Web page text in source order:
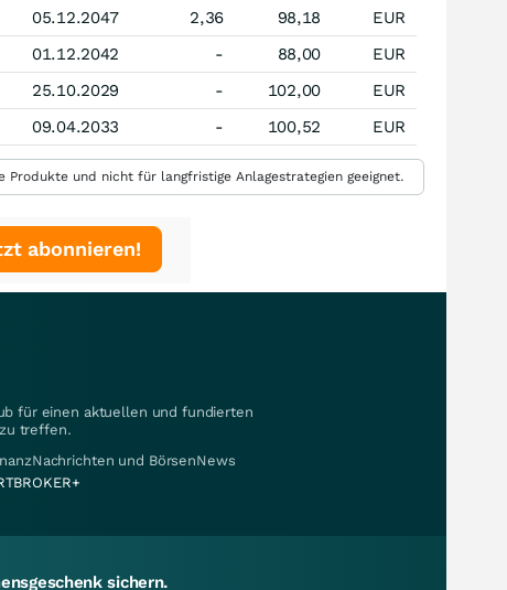
05.12.2047 2,36 98,18
EUR
01.12.2042 - 88,00
EUR
25.10.2029 - 102,00
EUR
09.04.2033 - 100,52 EUR
und nicht für langfristige Anlagestrategien geeignet.
abonnieren!
für einen aktuellen und fundierten
treffen.
und BörsenNews
sichern.